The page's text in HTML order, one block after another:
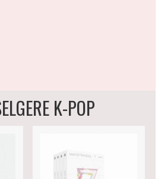
K-POP